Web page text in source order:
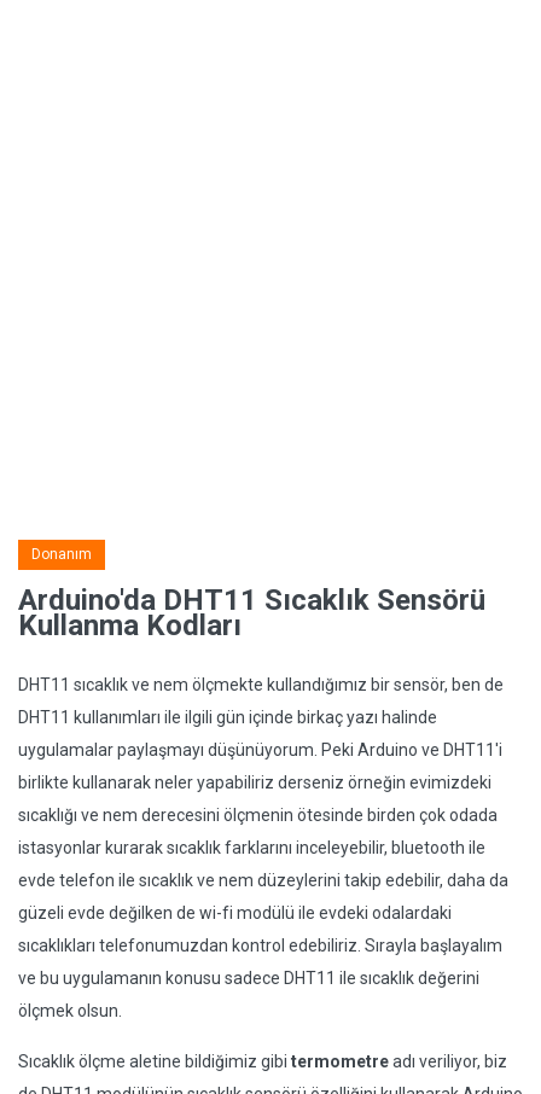
Donanım
Arduino'da DHT11 Sıcaklık Sensörü
Kullanma Kodları
DHT11 sıcaklık ve nem ölçmekte kullandığımız bir sensör, ben de
DHT11 kullanımları ile ilgili gün içinde birkaç yazı halinde
uygulamalar paylaşmayı düşünüyorum. Peki Arduino ve DHT11'i
birlikte kullanarak neler yapabiliriz derseniz örneğin evimizdeki
sıcaklığı ve nem derecesini ölçmenin ötesinde birden çok odada
istasyonlar kurarak sıcaklık farklarını inceleyebilir, bluetooth ile
evde telefon ile sıcaklık ve nem düzeylerini takip edebilir, daha da
güzeli evde değilken de wi-fi modülü ile evdeki odalardaki
sıcaklıkları telefonumuzdan kontrol edebiliriz. Sırayla başlayalım
ve bu uygulamanın konusu sadece DHT11 ile sıcaklık değerini
ölçmek olsun.
Sıcaklık ölçme aletine bildiğimiz gibi termometreadı veriliyor, biz